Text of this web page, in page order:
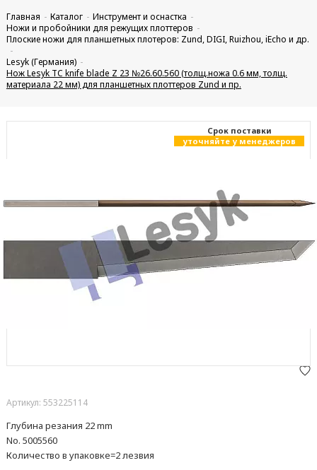
Главная Каталог
Инструмент и оснастка
Ножи и пробойники для режущих плоттеров
Плоские ножи для планшетных плотеров: Zund, DIGI, Ruizhou, iEcho и др.
Lesyk (Германия)
Нож Lesyk TC knife blade Z 23 №26.60.560 (толщ.ножа 0.6 мм, толщ.
материала 22 мм) для планшетных плоттеров Zund и пр.
Cрок поставки
уточняйте у менеджеров
Артикул: 553225114
Глубина резания 22 mm
No. 5005560
Количество в упаковке=2 лезвия